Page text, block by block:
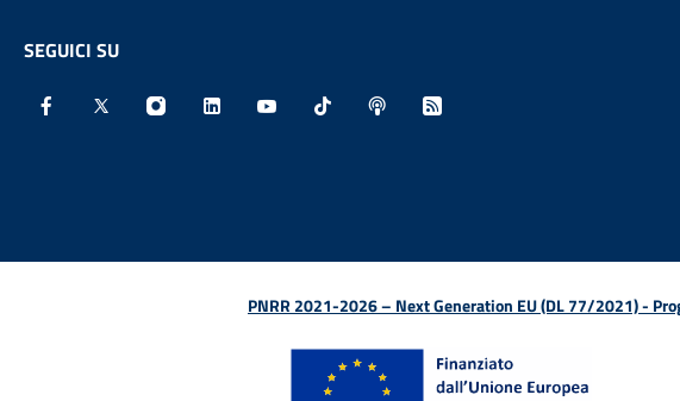
SEGUICI SU
PNRR 2021-2026 – Next Generation EU (DL 77/2021) -